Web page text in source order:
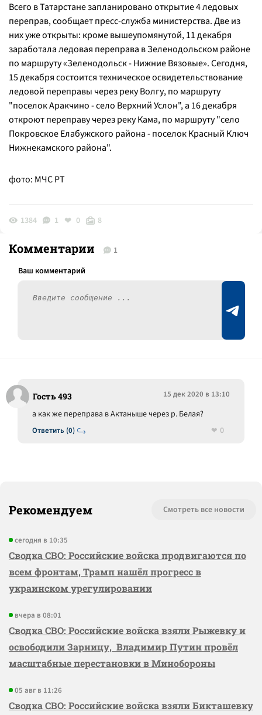
Всего в Татарстане запланировано открытие 4 ледовых
переправ, сообщает пресс-служба министерства. Две из
них уже открыты: кроме вышеупомянутой, 11 декабря
заработала ледовая переправа в Зеленодольском районе
по маршруту «Зеленодольск - Нижние Вязовые». Сегодня,
15 декабря состоится техническое освидетельствование
ледовой переправы через реку Волгу, по маршруту
"поселок Аракчино - село Верхний Услон", а 16 декабря
откроют переправу через реку Кама, по маршруту "село
Покровское Елабужского района - поселок Красный Ключ
Нижнекамского района".
фото: МЧС РТ
1384 1 0 8
Комментарии 1
Гость 493 15 дек 2020 в 13:10
Ответить (0)
а как же переправа в Актаныше через р. Белая?
0
Рекомендуем Смотреть все новости
сегодня в 10:35
Сводка СВО: Российские войска продвигаются по
всем фронтам, Трамп нашёл прогресс в
украинском урегулировании
вчера в 08:01
Сводка СВО: Российские войска взяли Рыжевку и
освободили Зарницу, Владимир Путин провёл
масштабные перестановки в Минобороны
05 авг в 11:26
Сводка СВО: Российские войска взяли Бикташевку